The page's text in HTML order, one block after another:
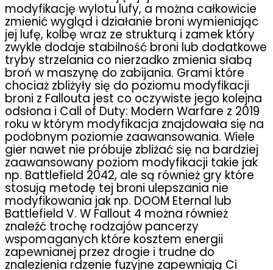
modyfikację wylotu lufy, a można całkowicie
zmienić wygląd i działanie broni wymieniając
jej lufę, kolbę wraz ze strukturą i zamek który
zwykle dodaje stabilność broni lub dodatkowe
tryby strzelania co nierzadko zmienia słabą
broń w maszynę do zabijania. Grami które
chociaż zbliżyły się do poziomu modyfikacji
broni z Fallouta jest co oczywiste jego kolejna
odsłona i Call of Duty: Modern Warfare z 2019
roku w którym modyfikacja znajdowała się na
podobnym poziomie zaawansowania. Wiele
gier nawet nie próbuje zbliżać się na bardziej
zaawansowany poziom modyfikacji takie jak
np. Battlefield 2042, ale są również gry które
stosują metodę tej broni ulepszania nie
modyfikowania jak np. DOOM Eternal lub
Battlefield V. W Fallout 4 można również
znaleźć trochę rodzajów pancerzy
wspomaganych które kosztem energii
zapewnianej przez drogie i trudne do
znalezienia rdzenie fuzyjne zapewniają Ci